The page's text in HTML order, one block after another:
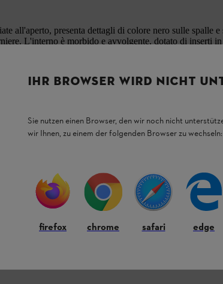
all'aperto, presenta dettagli di colore nero sulle spalle e
L'interno è morbido e avvolgente, dotato di inserti
IHR BROWSER WIRD NICHT
Sie nutzen einen Browser, den wir noch nicht
wir Ihnen, zu einem der folgenden Browser zu wechseln:
firefox chrome safari edge